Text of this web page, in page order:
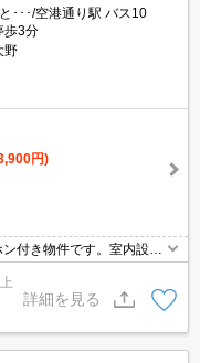
･･･/空港通り駅 バス10
3分
野
円)
付き物件です。室内設備
ております。駐車場があ
す。住みやすさが満載で
付き物件です。家族との
屋の間取り。
詳細を見る